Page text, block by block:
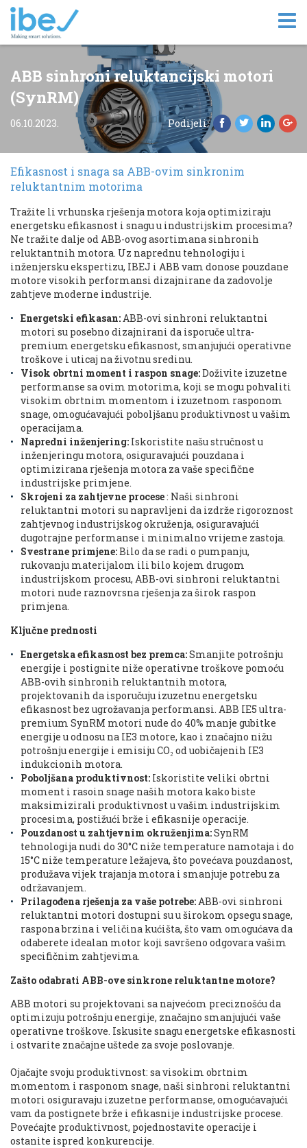
ABB sinhroni reluktancijski motori
(SynRM)
06.10.2023. Podijeli:
Efikasnost i snaga sa ABB-ovim sinkronim
reluktantnim motorima
Tražite li vrhunska rješenja motora koja optimiziraju
energetsku efikasnost i snagu u industrijskim procesima?
Ne tražite dalje od ABB-ovog asortimana sinhronih
reluktantnih motora. Uz naprednu tehnologiju i
inženjersku ekspertizu, IBEJ i ABB vam donose pouzdane
motore visokih performansi dizajnirane da zadovolje
zahtjeve moderne industrije.
Energetski efikasan:ABB-ovi sinhroni reluktantni
motori su posebno dizajnirani da isporuče ultra-
premium energetsku efikasnost, smanjujući operativne
troškove i uticaj na životnu sredinu.
Visok obrtni moment i raspon snage:Doživite izuzetne
performanse sa ovim motorima, koji se mogu pohvaliti
visokim obrtnim momentom i izuzetnom rasponom
snage, omogućavajući poboljšanu produktivnost u vašim
operacijama.
Napredni inženjering: Iskoristite našu stručnost u
inženjeringu motora, osiguravajući pouzdana i
optimizirana rješenja motora za vaše specifične
industrijske primjene.
Skrojeni za zahtjevne procese: Naši sinhroni
reluktantni motori su napravljeni da izdrže rigoroznost
zahtjevnog industrijskog okruženja, osiguravajući
dugotrajne performanse i minimalno vrijeme zastoja.
Svestrane primjene:Bilo da se radi o pumpanju,
rukovanju materijalom ili bilo kojem drugom
industrijskom procesu, ABB-ovi sinhroni reluktantni
motori nude raznovrsna rješenja za širok raspon
primjena.
Ključne prednosti
Energetska efikasnost bez premca:Smanjite potrošnju
energije i postignite niže operativne troškove pomoću
ABB-ovih sinhronih reluktantnih motora,
projektovanih da isporučuju izuzetnu energetsku
efikasnost bez ugrožavanja performansi. ABB IE5 ultra-
premium SynRM motori nude do 40% manje gubitke
energije u odnosu na IE3 motore, kao i značajno nižu
potrošnju energije i emisiju CO₂ od uobičajenih IE3
indukcionih motora.
Poboljšana produktivnost: Iskoristite veliki obrtni
moment i rasoin snage naših motora kako biste
maksimizirali produktivnost u vašim industrijskim
procesima, postižući brže i efikasnije operacije.
Pouzdanost u zahtjevnim okruženjima:SynRM
tehnologija nudi do 30°C niže temperature namotaja i do
15°C niže temperature ležajeva, što povećava pouzdanost,
produžava vijek trajanja motora i smanjuje potrebu za
održavanjem.
Prilagođena rješenja za vaše potrebe:ABB-ovi sinhroni
reluktantni motori dostupni su u širokom opsegu snage,
raspona brzina i veličina kućišta, što vam omogućava da
odaberete idealan motor koji savršeno odgovara vašim
specifičnim zahtjevima.
Zašto odabrati ABB-ove sinkrone reluktantne motore?
ABB motori su projektovani sa najvećom preciznošću da
optimizuju potrošnju energije, značajno smanjujući vaše
operativne troškove. Iskusite snagu energetske efikasnosti
i ostvarite značajne uštede za svoje poslovanje.
Ojačajte svoju produktivnost: sa visokim obrtnim
momentom i rasponom snage, naši sinhroni reluktantni
motori osiguravaju izuzetne performanse, omogućavajući
vam da postignete brže i efikasnije industrijske procese.
Povećajte produktivnost, pojednostavite operacije i
ostanite ispred konkurencije.